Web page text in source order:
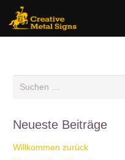
Suchen
Neueste Beiträge
Willkommen zurück